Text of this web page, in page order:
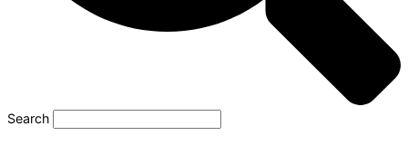
Search